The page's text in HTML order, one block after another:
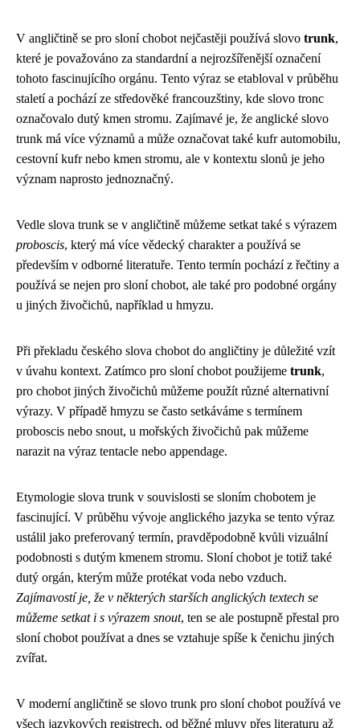
V angličtině se pro sloní chobot nejčastěji používá slovo trunk,
které je považováno za standardní a nejrozšířenější označení
tohoto fascinujícího orgánu. Tento výraz se etabloval v průběhu
staletí a pochází ze středověké francouzštiny, kde slovo tronc
označovalo dutý kmen stromu. Zajímavé je, že anglické slovo
trunk má více významů a může označovat také kufr automobilu,
cestovní kufr nebo kmen stromu, ale v kontextu slonů je jeho
význam naprosto jednoznačný.
Vedle slova trunk se v angličtině můžeme setkat také s výrazem
proboscis, který má více vědecký charakter a používá se
především v odborné literatuře. Tento termín pochází z řečtiny a
používá se nejen pro sloní chobot, ale také pro podobné orgány
u jiných živočichů, například u hmyzu.
Při překladu českého slova chobot do angličtiny je důležité vzít
v úvahu kontext. Zatímco pro sloní chobot použijeme trunk,
pro chobot jiných živočichů můžeme použít různé alternativní
výrazy. V případě hmyzu se často setkáváme s termínem
proboscis nebo snout, u mořských živočichů pak můžeme
narazit na výraz tentacle nebo appendage.
Etymologie slova trunk v souvislosti se sloním chobotem je
fascinující. V průběhu vývoje anglického jazyka se tento výraz
ustálil jako preferovaný termín, pravděpodobně kvůli vizuální
podobnosti s dutým kmenem stromu. Sloní chobot je totiž také
dutý orgán, kterým může protékat voda nebo vzduch.
Zajímavostí je, že v některých starších anglických textech se
můžeme setkat i s výrazem snout, ten se ale postupně přestal pro
sloní chobot používat a dnes se vztahuje spíše k čenichu jiných
zvířat.
V moderní angličtině se slovo trunk pro sloní chobot používá ve
všech jazykových registrech, od běžné mluvy přes literaturu až